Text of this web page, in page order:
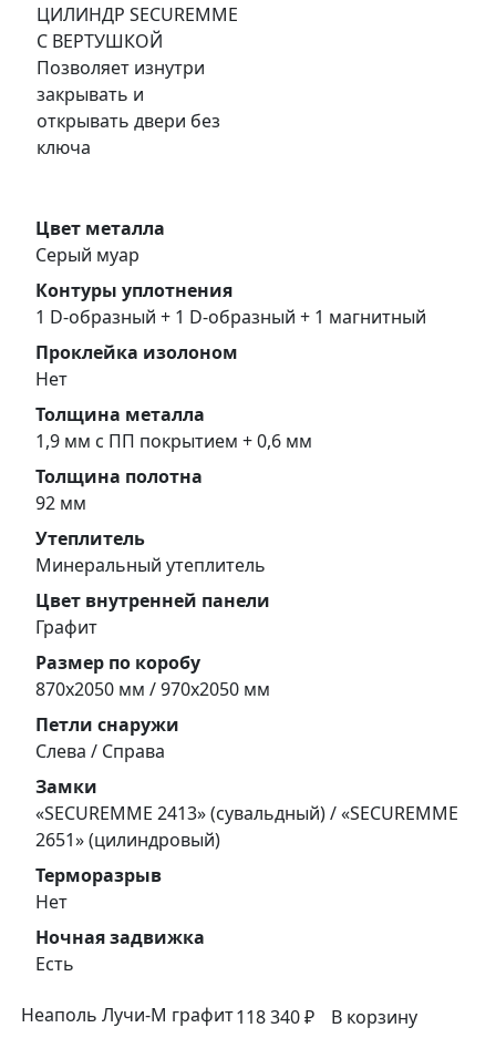
ЦИЛИНДР SECUREMME
С ВЕРТУШКОЙ
Позволяет изнутри
закрывать и
открывать двери без
ключа
Цвет металла
Серый муар
Контуры уплотнения
1 D-образный + 1 D-образный + 1 магнитный
Проклейка изолоном
Нет
Толщина металла
1,9 мм с ПП покрытием + 0,6 мм
Толщина полотна
92 мм
Утеплитель
Минеральный утеплитель
Цвет внутренней панели
Графит
Размер по коробу
870х2050 мм / 970х2050 мм
Петли снаружи
Слева / Справа
Замки
«SECUREMME 2413» (сувальдный) / «SECUREMME
2651» (цилиндровый)
Терморазрыв
Нет
Ночная задвижка
Есть
Неаполь Лучи-М графит118 340 ₽
В корзину